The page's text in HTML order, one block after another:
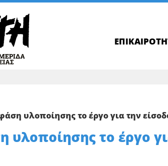
υλοποίησης το έργο για την
υλοποίησης το έργο